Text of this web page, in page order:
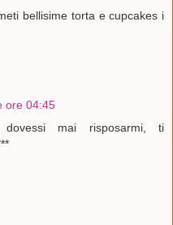
bellisime torta e cupcakes i
ore 04:45
mai risposarmi, ti